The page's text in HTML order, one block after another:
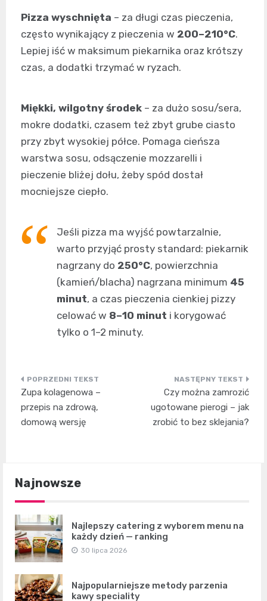
Pizza wyschnięta – za długi czas pieczenia,
często wynikający z pieczenia w 200–210°C.
Lepiej iść w maksimum piekarnika oraz krótszy
czas, a dodatki trzymać w ryzach.
Miękki, wilgotny środek – za dużo sosu/sera,
mokre dodatki, czasem też zbyt grube ciasto
przy zbyt wysokiej półce. Pomaga cieńsza
warstwa sosu, odsączenie mozzarelli i
pieczenie bliżej dołu, żeby spód dostał
mocniejsze ciepło.
Jeśli pizza ma wyjść powtarzalnie,
warto przyjąć prosty standard: piekarnik
nagrzany do 250°C, powierzchnia
(kamień/blacha) nagrzana minimum 45
minut, a czas pieczenia cienkiej pizzy
celować w 8–10 minut i korygować
tylko o 1–2 minuty.
Nawigacja
wpisu
Zupa kolagenowa –
przepis na zdrową,
domową wersję
Czy można zamrozić
ugotowane pierogi – jak
zrobić to bez sklejania?
Najnowsze
Najlepszy catering z wyborem menu na
każdy dzień — ranking
30 lipca 2026
Najpopularniejsze metody parzenia
kawy speciality